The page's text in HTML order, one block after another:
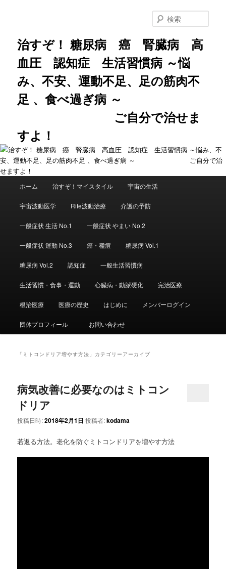
治すぞ！ 糖尿病 癌 腎臓病 高
血圧 認知症 生活習慣病 ～悩
み、不安、運動不足、足の筋肉不
足 、食べ過ぎ病 ～
ご自分で治せま
すよ！
索
ホーム 治すぞ！マイスタイル 宇宙の生活
宇宙波動医学 Rife波動治療 介護の予防
一般症状 生活 No.1 一般症状 やまい No.2
一般症状 運動 No.3 癌・種痘 糖尿病 Vol.1
糖尿病 Vol.2 認知症 一般生活習慣病
生活習慣・食事・運動 心臓病・動脈硬化 完治医療
根治医療 医療の歴史 はじめに メンバーログイン
団体プロフィール お問い合わせ
「 ミトコンドリア増やす方法 」カテゴリーアーカイブ
病気改善に必要なのはミトコン
ドリア
投稿日時:2018年2月1日 投稿者:kodama
若返る方法。老化を防ぐミトコンドリアを増やす方法